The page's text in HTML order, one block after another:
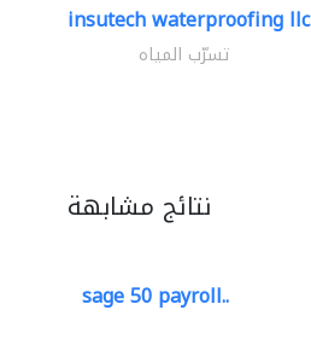
insutech waterproofing llc
تسرّب المياه
نتائج مشابهة
sage 50 payroll..